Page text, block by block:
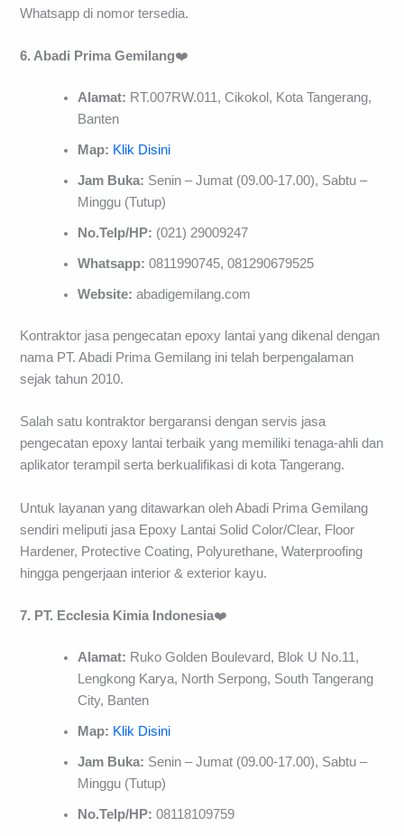
Whatsapp di nomor tersedia.
6. Abadi Prima Gemilang❤️
Alamat: RT.007RW.011, Cikokol, Kota Tangerang,
Banten
Map: Klik Disini
Jam Buka: Senin – Jumat (09.00-17.00), Sabtu –
Minggu (Tutup)
No.Telp/HP: (021) 29009247
Whatsapp:0811990745, 081290679525
Website:abadigemilang.com
Kontraktor jasa pengecatan epoxy lantai yang dikenal dengan
nama PT. Abadi Prima Gemilang ini telah berpengalaman
sejak tahun 2010.
Salah satu kontraktor bergaransi dengan servis jasa
pengecatan epoxy lantai terbaik yang memiliki tenaga-ahli dan
aplikator terampil serta berkualifikasi di kota Tangerang.
Untuk layanan yang ditawarkan oleh Abadi Prima Gemilang
sendiri meliputi jasa Epoxy Lantai Solid Color/Clear, Floor
Hardener, Protective Coating, Polyurethane, Waterproofing
hingga pengerjaan interior & exterior kayu.
7. PT. Ecclesia Kimia Indonesia❤️
Alamat: Ruko Golden Boulevard, Blok U No.11,
Lengkong Karya, North Serpong, South Tangerang
City, Banten
Map: Klik Disini
Jam Buka: Senin – Jumat (09.00-17.00), Sabtu –
Minggu (Tutup)
No.Telp/HP: 08118109759